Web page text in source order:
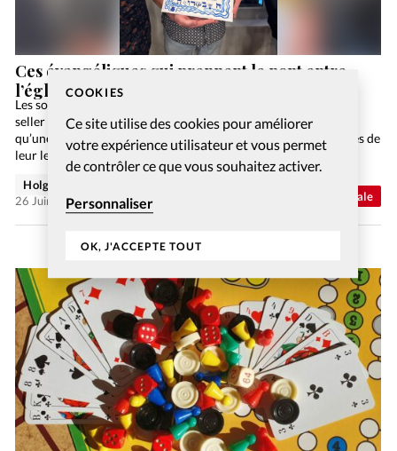
COOKIES
Ce site utilise des cookies pour améliorer
votre expérience utilisateur et vous permet
de contrôler ce que vous souhaitez activer.
Personnaliser
OK, J'ACCEPTE TOUT
Actualité internationale
Ces évangéliques qui prennent le pont entre
l’église et la synagogue
Les sondages qui ont précédé la sortie sur grand écran du best-
seller historico-religieux de Dan Brown tendent à démontrer
qu’une part importante des lecteurs ne sont pas sortis indemnes de
leur lecture. Par exemple, un…
Holger Wetjen
26 Juin 2026